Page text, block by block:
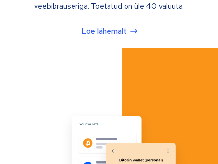
veebibrauseriga. Toetatud on üle 40 valuuta.
Loe lähemalt